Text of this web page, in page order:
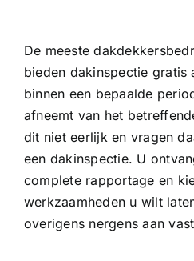
De meeste
bieden dakinspectie gratis
binnen een bepaalde
afneemt van het
dit niet eerlijk en vragen
een dakinspectie. U
complete rapportage en
werkzaamheden u wilt
overigens nergens aan